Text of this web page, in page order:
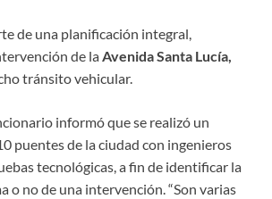
de una planificación integral,
de laAvenida Santa Lucía,
tránsito vehicular.
informó que se realizó un
puentes de la ciudad con ingenieros
tecnológicas, a fin de identificar la
o no de una intervención. “Son varias